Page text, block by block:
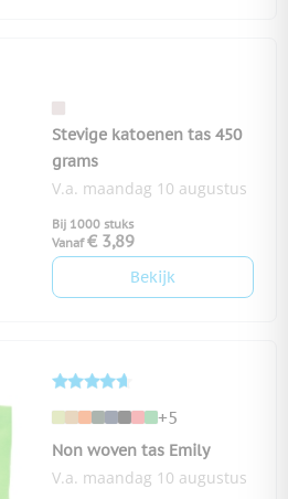
Stevige katoenen tas 450
grams
V.a. maandag 10 augustus
Bij 1000 stuks
Vanaf € 3,89
Bekijk
+5
Non woven tas Emily
V.a. maandag 10 augustus